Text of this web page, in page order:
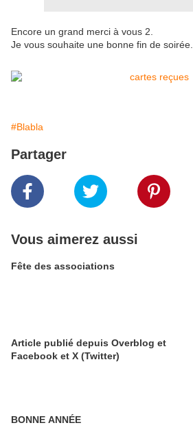
Encore un grand merci à vous 2.
Je vous souhaite une bonne fin de
#Blabla
Partager
Vous aimerez aussi
Fête des associations
Article publié depuis Overblog et
Facebook et X (Twitter)
BONNE ANNÉE